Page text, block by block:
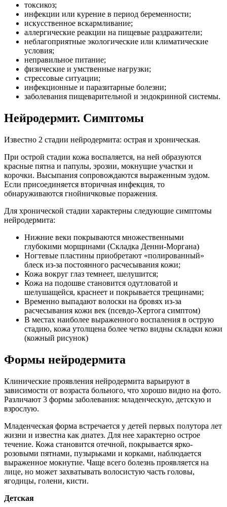
токсикоз;
инфекции или курение в период беременности;
искусственное вскармливание;
аллергические реакции на пищевые раздражители;
неблагоприятные экологические или климатические
условия;
неправильное питание;
физические и умственные нагрузки;
стрессовые ситуации;
инфекционные и паразитарные болезни;
заболевания пищеварительной и эндокринной системы.
Нейродермит. Симптомы
Известно 2 стадии нейродермита: острая и хроническая.
При острой стадии кожа воспаляется, на ней образуются
красные пятна и папулы, эрозии, мокнущие участки и
корочки. Высыпания сопровождаются выраженным зудом.
Если присоединяется вторичная инфекция, то
обнаруживаются гнойничковые поражения.
Для хронической стадии характерны следующие симптомы
нейродермита:
Нижние веки покрываются множественными
глубокими морщинами (Складка Денни-Моргана)
Ногтевые пластины приобретают «полированный»
блеск из-за постоянного расчесывания кожи;
Кожа вокруг глаз темнеет, шелушится;
Кожа на подошве становится одутловатой и
шелушащейся, краснеет и покрывается трещинами;
Временно выпадают волоски на бровях из-за
расчесывания кожи век (псевдо-Хертога симптом)
В местах наиболее выраженного воспаления в острую
стадию, кожа утолщена более четко видны складки кожи
(кожный рисунок)
Формы нейродермита
Клинические проявления нейродермита варьируют в
зависимости от возраста больного, что хорошо видно на фото.
Различают 3 формы заболевания: младенческую, детскую и
взрослую.
Младенческая форма встречается у детей первых полутора лет
жизни и известна как диатез. Для нее характерно острое
течение. Кожа становится отечной, покрывается ярко-
розовыми пятнами, пузырьками и корками, наблюдается
выраженное мокнутие. Чаще всего болезнь проявляется на
лице, но может захватывать волосистую часть головы,
ягодицы, голени, кисти.
Детская